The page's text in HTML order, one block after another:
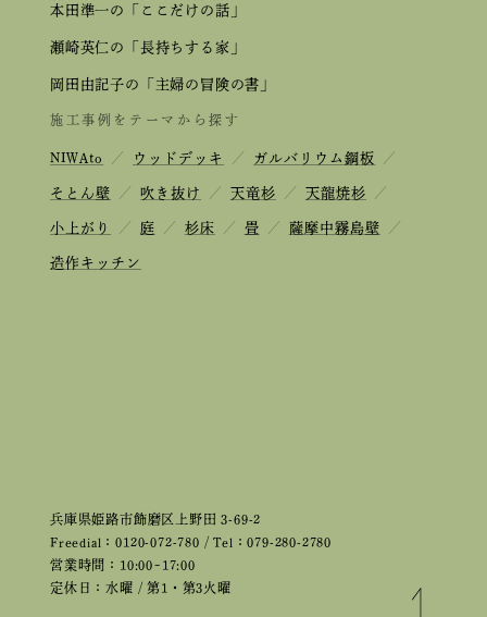
兵庫県姫路市飾磨区上野田 3-69-2
Freedial：0120-072-780 / Tel：079-280-2780
営業時間：10:00~17:00
定休日：水曜 / 第1・第3火曜
本田準一の「ここだけの話」
瀬崎英仁の「長持ちする家」
岡田由記子の「主婦の冒険の書」
施工事例をテーマから探す
NIWAto ／ ウッドデッキ ／ ガルバリウム鋼板 ／
そとん壁 ／ 吹き抜け ／ 天竜杉 ／ 天龍焼杉 ／
小上がり ／ 庭 ／ 杉床 ／ 畳 ／ 薩摩中霧島壁 ／
造作キッチン